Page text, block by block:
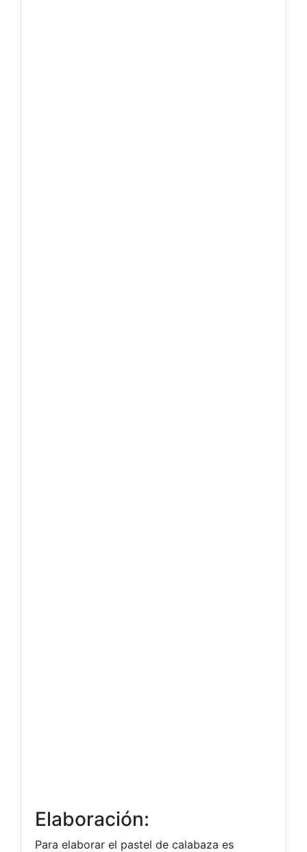
Elaboración:
Para elaborar el pastel de calabaza es